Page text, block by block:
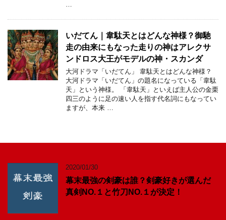
…
いだてん｜韋駄天とはどんな神様？御馳
走の由来にもなった走りの神はアレクサ
ンドロス大王がモデルの神・スカンダ
大河ドラマ「いだてん」 韋駄天とはどんな神様？
大河ドラマ「いだてん」の題名になっている「韋駄
天」という神様。 「韋駄天」といえば主人公の金栗
四三のように足の速い人を指す代名詞にもなってい
ますが、本来 …
2020/01/30
幕末最強の剣豪は誰？剣豪好きが選んだ
真剣NO.１と竹刀NO.１が決定！